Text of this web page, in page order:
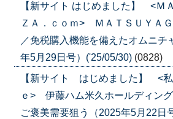
【新サイト はじめました】 <Ｍ
ＺＡ．ｃｏｍ> ＭＡＴＳＵＹＡ
／免税購入機能を備えたオムニチ
年5月29日号）('25/05/30) (0828)
【新サイト はじめました】 <私
ｅ> 伊藤ハム米久ホールディン
ご褒美需要狙う（2025年5月22日